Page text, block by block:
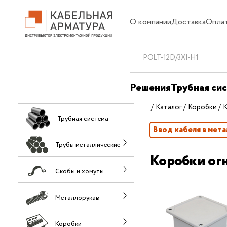
О компанииДоставка
РешенияТрубная
Трубная система
Трубы металлические
Скобы и хомуты
Металлорукав
Коробки
Каталог Коробки
Ввод кабеля в
Коробки